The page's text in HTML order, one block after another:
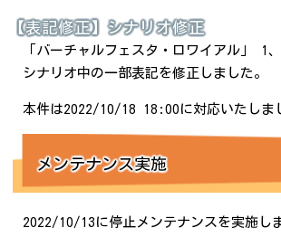
【表記修正】シナリオ修正
「バーチャルフェスタ・ロワイアル」 1
シナリオ中の一部表記を修正しました。
本件は2022/10/18 18:00に対応いたしま
メンテナンス実施
2022/10/13に停止メンテナンスを実施し